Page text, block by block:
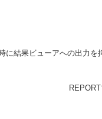
に結果ビューアへの出力を